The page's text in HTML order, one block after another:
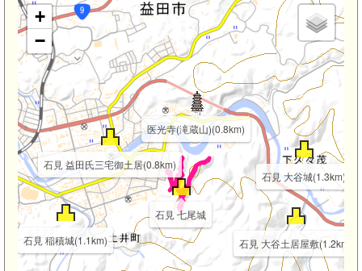
医光寺(滝蔵山)(0.8km)
石見 七尾城
石見 益田氏三宅御土居(0.8km)
石見 稲積城(1.1km) 石見 大谷土居屋敷(1.2km)
石見 大谷城(1.3km)
+
−